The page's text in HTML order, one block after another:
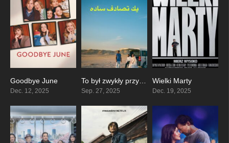
Goodbye June
Dec. 12, 2025
7.7To był zwykły przypadek
Sep. 27, 2025
Wielki Marty
Dec. 19, 2025